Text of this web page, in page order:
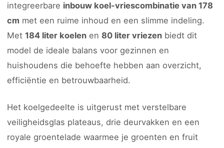
integreerbare inbouw koel-vriescombinatie van 178
cm met een ruime inhoud en een slimme indeling.
Met 184 liter koelen en 80 liter vriezen biedt dit
model de ideale balans voor gezinnen en
huishoudens die behoefte hebben aan overzicht,
efficiëntie en betrouwbaarheid.
Het koelgedeelte is uitgerust met verstelbare
veiligheidsglas plateaus, drie deurvakken en een
royale groentelade waarmee je groenten en fruit